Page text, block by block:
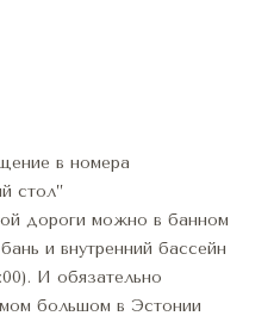
в номера
стол”
дороги можно в банном
и внутренний бассейн
И обязательно
большом в Эстонии